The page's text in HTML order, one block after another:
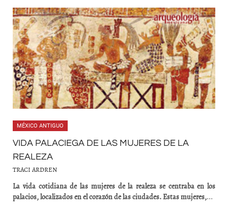
MÉXICO ANTIGUO
VIDA PALACIEGA DE LAS MUJERES DE LA
REALEZA
TRACI ARDREN
La vida cotidiana de las mujeres de la realeza se centraba en los
palacios, localizados en el corazón de las ciudades. Estas mujeres,...